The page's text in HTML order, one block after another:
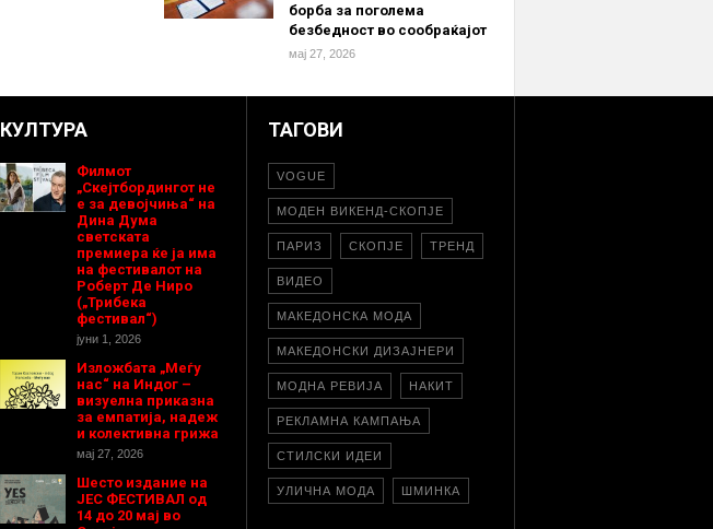
борба за поголема
безбедност во сообраќајот
мај 27, 2026
КУЛТУРА
Филмот
„Скејтбордингот не
е за девојчиња“ на
Дина Дума
светската
премиера ќе ја има
на фестивалот на
Роберт Де Ниро
(„Трибека
фестивал“)
јуни 1, 2026
Изложбата „Меѓу
нас“ на Индог –
визуелна приказна
за емпатија, надеж
и колективна грижа
мај 27, 2026
Шесто издание на
ЈЕС ФЕСТИВАЛ од
14 до 20 мај во
ТАГОВИ
VOGUE
МОДЕН ВИКЕНД-СКОПЈЕ
ПАРИЗ СКОПЈЕ ТРЕНД
ВИДЕО
МАКЕДОНСКА МОДА
МАКЕДОНСКИ ДИЗАЈНЕРИ
МОДНА РЕВИЈА НАКИТ
РЕКЛАМНА КАМПАЊА
СТИЛСКИ ИДЕИ
УЛИЧНА МОДА ШМИНКА